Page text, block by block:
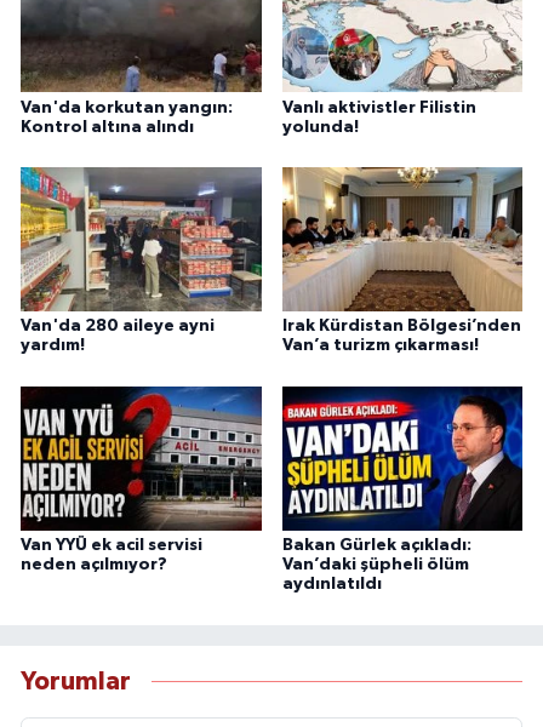
Van'da korkutan yangın:
Kontrol altına alındı
Vanlı aktivistler Filistin
yolunda!
Van'da 280 aileye ayni
yardım!
Irak Kürdistan Bölgesi’nden
Van’a turizm çıkarması!
Van YYÜ ek acil servisi
neden açılmıyor?
Bakan Gürlek açıkladı:
Van’daki şüpheli ölüm
aydınlatıldı
Yorumlar